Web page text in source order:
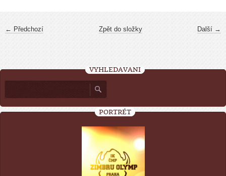
← Předchozí Další →
Zpět do složky
VYHLEDÁVÁNÍ
PORTRÉT